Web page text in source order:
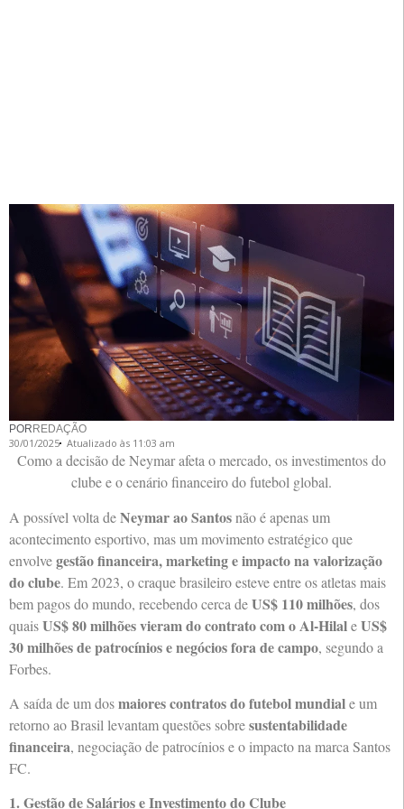
POR REDAÇÃO
30/01/2025 Atualizado às 11:03 am
Como a decisão de Neymar afeta o mercado, os investimentos do
clube e o cenário financeiro do futebol global.
A possível volta deNeymar ao Santosnão é apenas um
acontecimento esportivo, mas um movimento estratégico que
envolvegestão financeira, marketing e impacto na valorização
do clube. Em 2023, o craque brasileiro esteve entre os atletas mais
bem pagos do mundo, recebendo cerca deUS$ 110 milhões, dos
quaisUS$ 80 milhões vieram do contrato com o Al-HilaleUS$
30 milhões de patrocínios e negócios fora de campo, segundo a
Forbes.
A saída de um dosmaiores contratos do futebol mundiale um
retorno ao Brasil levantam questões sobresustentabilidade
financeira, negociação de patrocínios e o impacto na marca Santos
FC.
1. Gestão de Salários e Investimento do Clube